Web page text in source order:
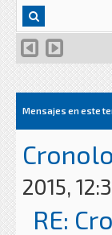
Mensajes en este
2015,
RE: